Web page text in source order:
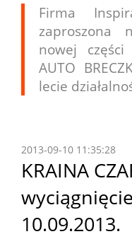
Firma
zaproszona
nowej części
AUTO
lecie
2013-09-10 11:35:28
KRAINA
10.09.2013.